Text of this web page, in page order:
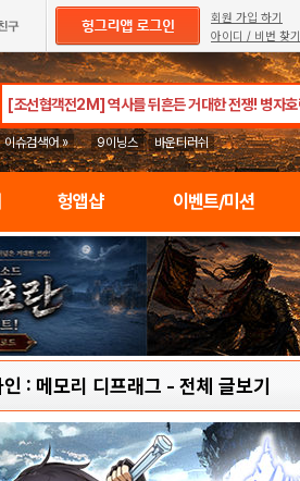
회원 가입 하기
아이디 / 비번 찾기
이슈검색어 » 9이닝스 바운티러쉬
헝앱샵 이벤트/미션
: 메모리 디프래그 - 전체 글보기